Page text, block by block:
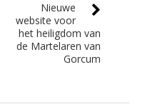
Nieuwe
website voor
het heiligdom van
de Martelaren van
Gorcum